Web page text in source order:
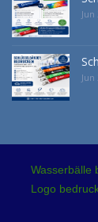
Jun
Jun
Wasserbälle
Logo